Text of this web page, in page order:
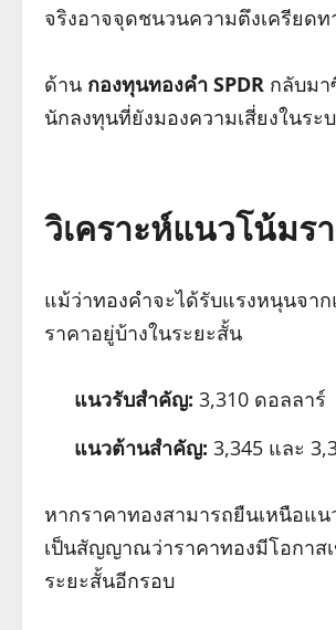
จริงอาจจุดชนวนความตึงเครียด
ด้าน กองทุนทองคำ SPDR กลับม
นักลงทุนที่ยังมองความเสี่ยงในระ
วิเคราะห์แนวโน้มร
แม้ว่าทองคำจะได้รับแรงหนุนจา
ราคาอยู่บ้างในระยะสั้น
แนวรับสำคัญ: 3,310 ดอลลาร์
แนวต้านสำคัญ: 3,345 และ
หากราคาทองสามารถยืนเหนือแ
เป็นสัญญาณว่าราคาทองมีโอกาส
ระยะสั้นอีกรอบ